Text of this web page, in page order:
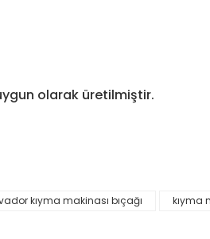
olarak üretilmiştir.
kıyma makinası bıçağı
kıyma